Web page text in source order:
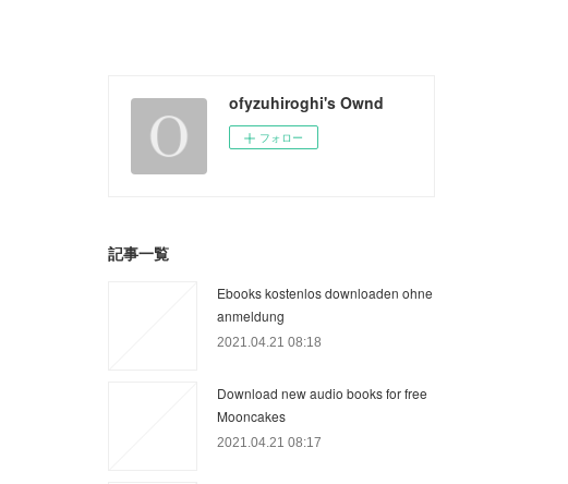
ofyzuhiroghi's Ownd
フォロー
記事一覧
Ebooks kostenlos downloaden ohne
anmeldung
2021.04.21 08:18
Download new audio books for free
Mooncakes
2021.04.21 08:17